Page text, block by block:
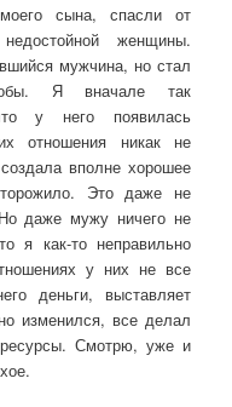
сына, спасли от
женщины.
мужчина, но стал
Я вначале так
у него появилась
отношения никак не
вполне хорошее
Это даже не
даже мужу ничего не
я как-то неправильно
у них не все
деньги, выставляет
изменился, все делал
Смотрю, уже и